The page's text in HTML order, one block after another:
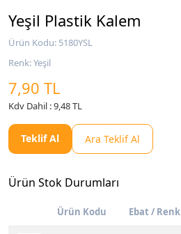
Yeşil Plastik Kalem
Ürün Kodu: 5180YSL
Renk: Yeşil
7,90 TL
Kdv Dahil : 9,48 TL
Teklif Al Ara Teklif Al
Ürün Stok Durumları
Ürün Kodu Ebat / Renk